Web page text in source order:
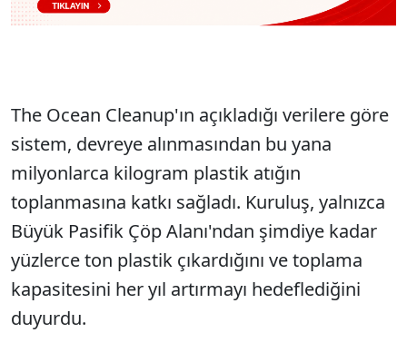
The Ocean Cleanup'ın açıkladığı verilere göre
sistem, devreye alınmasından bu yana
milyonlarca kilogram plastik atığın
toplanmasına katkı sağladı. Kuruluş, yalnızca
Büyük Pasifik Çöp Alanı'ndan şimdiye kadar
yüzlerce ton plastik çıkardığını ve toplama
kapasitesini her yıl artırmayı hedeflediğini
duyurdu.